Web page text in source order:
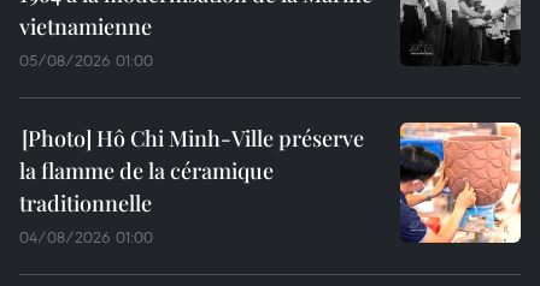
vietnamienne
05/08/2026 01:00
Hô Chi Minh-Ville préserve
la flamme de la céramique
traditionnelle
04/08/2026 01:00